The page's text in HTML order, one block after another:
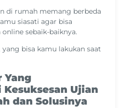
di rumah memang berbeda
siasati agar bisa
sebaik-baiknya.
bisa kamu lakukan saat
Yang
Ujian
dan Solusinya